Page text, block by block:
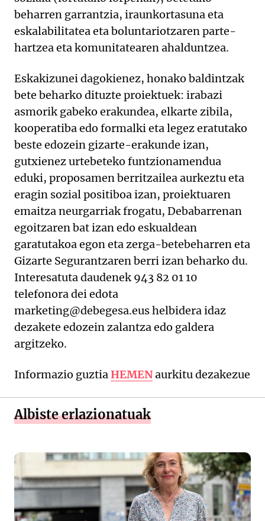
beharren garrantzia, iraunkortasuna eta
eskalabilitatea eta boluntariotzaren parte-
hartzea eta komunitatearen ahalduntzea.
Eskakizunei dagokienez, honako baldintzak
bete beharko dituzte proiektuek: irabazi
asmorik gabeko erakundea, elkarte zibila,
kooperatiba edo formalki eta legez eratutako
beste edozein gizarte-erakunde izan,
gutxienez urtebeteko funtzionamendua
eduki, proposamen berritzailea aurkeztu eta
eragin sozial positiboa izan, proiektuaren
emaitza neurgarriak frogatu, Debabarrenan
egoitzaren bat izan edo eskualdean
garatutakoa egon eta zerga-betebeharren eta
Gizarte Segurantzaren berri izan beharko du.
Interesatuta daudenek 943 82 01 10
telefonora dei edota
marketing@debegesa.eus helbidera idaz
dezakete edozein zalantza edo galdera
argitzeko.
Informazio guztiaHEMENaurkitu dezakezue
Albiste erlazionatuak